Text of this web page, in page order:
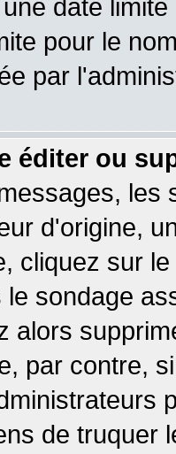
date
pour le
par
éditer ou
les
d'origine,
cliquez sur
le sondage
alors
par contre,
de truquer